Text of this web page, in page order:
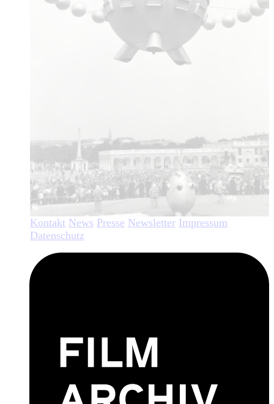
Kontakt News Presse Newsletter Impressum
Datenschutz